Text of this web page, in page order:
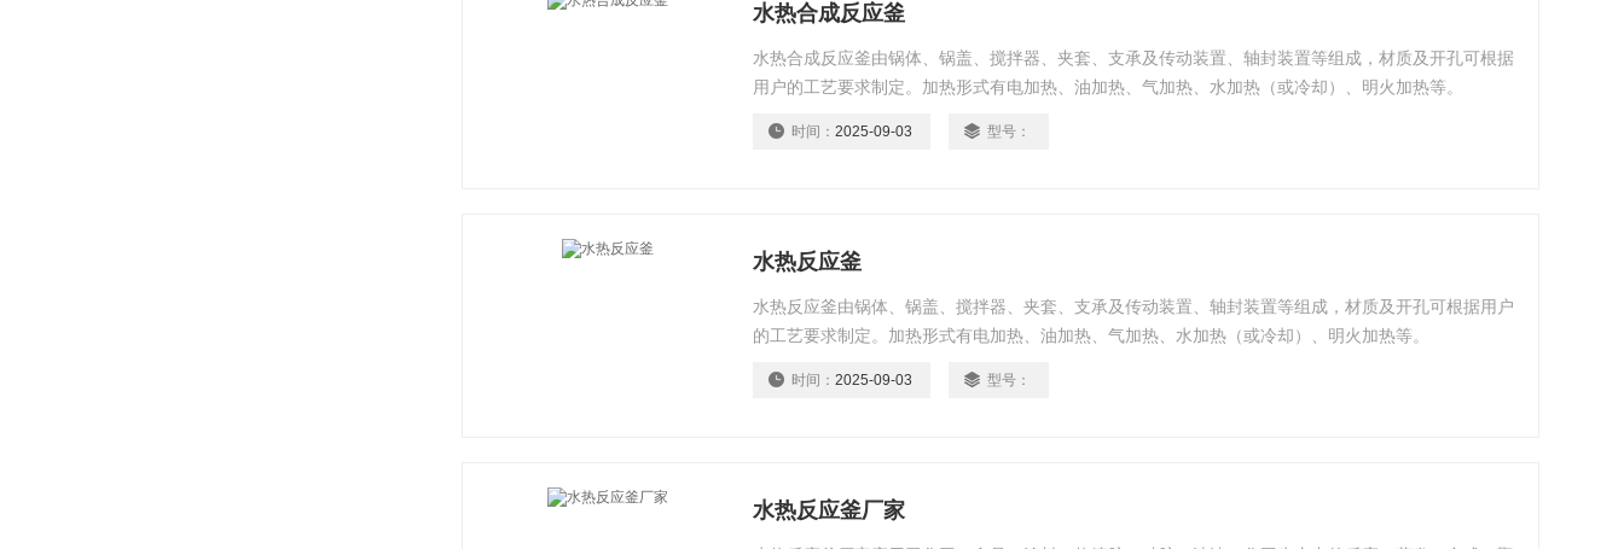
水热合成反应釜
水热合成反应釜由锅体、锅盖、搅拌器、夹套、支承及传动装置、轴封装置等组成，材质及开孔可根据
用户的工艺要求制定。加热形式有电加热、油加热、气加热、水加热（或冷却）、明火加热等。
时间： 2025-09-03 型号：
水热反应釜
水热反应釜由锅体、锅盖、搅拌器、夹套、支承及传动装置、轴封装置等组成，材质及开孔可根据用户
的工艺要求制定。加热形式有电加热、油加热、气加热、水加热（或冷却）、明火加热等。
时间： 2025-09-03 型号：
水热反应釜厂家